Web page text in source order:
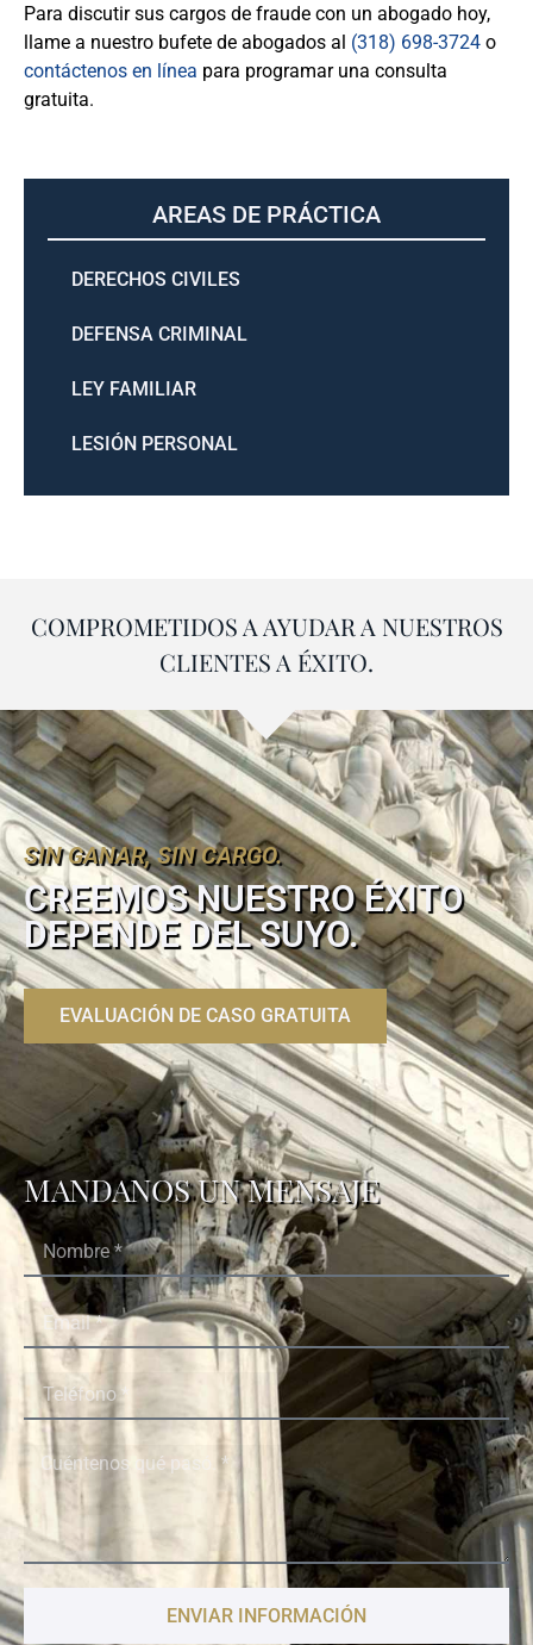
AREAS DE PRÁCTICA
DERECHOS CIVILES
DEFENSA CRIMINAL
LEY FAMILIAR
LESIÓN PERSONAL
Para discutir sus cargos de fraude con un abogado hoy,
llame a nuestro bufete de abogados al (318) 698-3724 o
contáctenos en línea para programar una consulta
gratuita.
COMPROMETIDOS A AYUDAR A NUESTROS
CLIENTES A ÉXITO.
SIN GANAR, SIN CARGO.
CREEMOS NUESTRO ÉXITO
DEPENDE DEL SUYO.
EVALUACIÓN DE CASO GRATUITA
MANDANOS UN MENSAJE
ENVIAR INFORMACIÓN